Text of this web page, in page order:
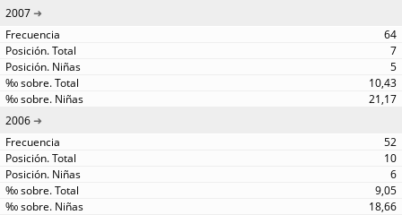
2007
64
7
5
10,43
21,17
2006
52
10
6
9,05
18,66